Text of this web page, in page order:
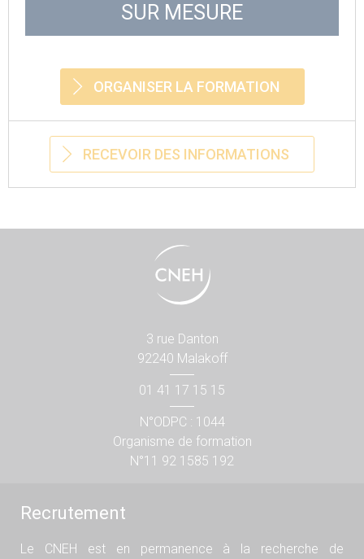
SUR MESURE
ORGANISER LA FORMATION
RECEVOIR DES INFORMATIONS
3 rue Danton
92240 Malakoff
01 41 17 15 15
N°ODPC : 1044
Organisme de formation
N°11 92 1585 192
Recrutement
Le CNEH est en permanence à la recherche de